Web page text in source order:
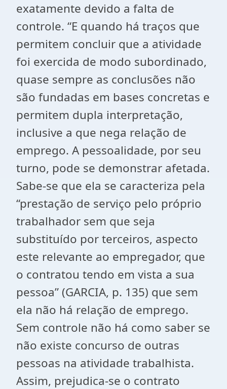
exatamente devido a falta de
controle. “E quando há traços que
permitem concluir que a atividade
foi exercida de modo subordinado,
quase sempre as conclusões não
são fundadas em bases concretas e
permitem dupla interpretação,
inclusive a que nega relação de
emprego. A pessoalidade, por seu
turno, pode se demonstrar afetada.
Sabe-se que ela se caracteriza pela
“prestação de serviço pelo próprio
trabalhador sem que seja
substituído por terceiros, aspecto
este relevante ao empregador, que
o contratou tendo em vista a sua
pessoa” (GARCIA, p. 135) que sem
ela não há relação de emprego.
Sem controle não há como saber se
não existe concurso de outras
pessoas na atividade trabalhista.
Assim, prejudica-se o contrato